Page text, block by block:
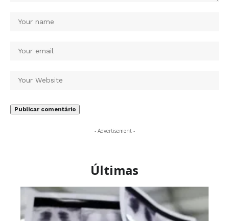
- Advertisement -
Últimas